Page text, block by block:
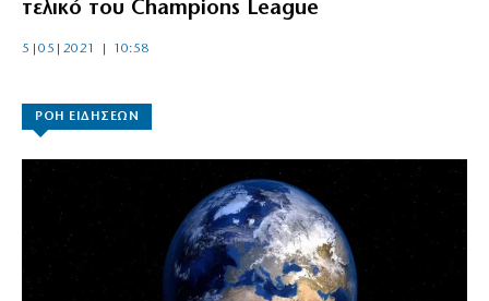
τελικό του Champions League
5|05|2021 | 10:58
ΡΟΗ ΕΙΔΗΣΕΩΝ